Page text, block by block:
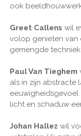
ook
Greet Callens wil
volop genieten van
gemengde
Paul Van Tieghem
als in zijn abstracte
eeuwigheidsgevoel
licht en schaduw
Johan Hallez wil